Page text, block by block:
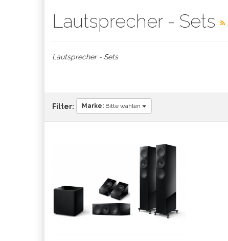
Lautsprecher - Sets
Lautsprecher - Sets
Filter: Marke: Bitte wählen